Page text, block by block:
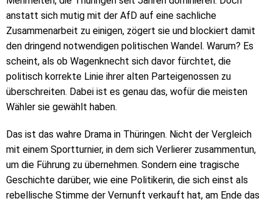
anstatt sich mutig mit der AfD auf eine sachliche
Zusammenarbeit zu einigen, zögert sie und blockiert damit
den dringend notwendigen politischen Wandel. Warum? Es
scheint, als ob Wagenknecht sich davor fürchtet, die
politisch korrekte Linie ihrer alten Parteigenossen zu
überschreiten. Dabei ist es genau das, wofür die meisten
Wähler sie gewählt haben.
Das ist das wahre Drama in Thüringen. Nicht der Vergleich
mit einem Sportturnier, in dem sich Verlierer zusammentun,
um die Führung zu übernehmen. Sondern eine tragische
Geschichte darüber, wie eine Politikerin, die sich einst als
rebellische Stimme der Vernunft verkauft hat, am Ende das